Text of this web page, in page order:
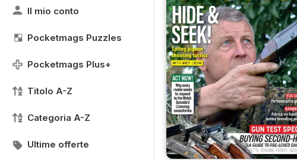
Il mio conto
Pocketmags Puzzles
Pocketmags Plus+
Titolo A-Z
Categoria A-Z
Ultime offerte